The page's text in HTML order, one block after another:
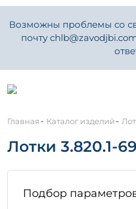
Возможны проблемы со
почту
Главная- Каталог изделий-
Лотки 3.820.1-69
Подбор